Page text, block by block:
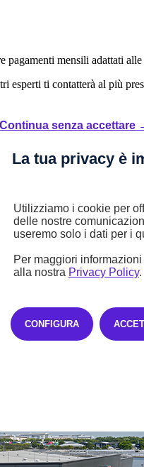
mensili adattati
esperti ti contatterà al più
48 rate mensili.L'offerta è
Continua senza accettare
La tua privacy è
Utilizziamo i cookie per
delle nostre
useremo solo i dati per i
Per maggiori
alla nostra Privacy Policy.
CONFIGURA